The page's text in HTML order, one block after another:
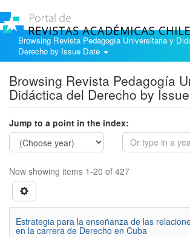
Browsing Revista Pedagogía Universitaria y
Derecho by Issue Date
Browsing Revista Pedagogía
Didáctica del Derecho by
Jump to a point in the index:
Now showing items 1-20 of 427
Estrategia para la enseñanza de las
en la carrera de Derecho en Cuba